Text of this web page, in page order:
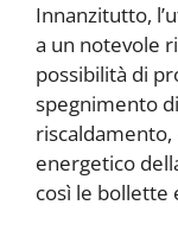
Innanzitutto,
a un notevole
possibilità di
spegnimento
energetico
così le bollette